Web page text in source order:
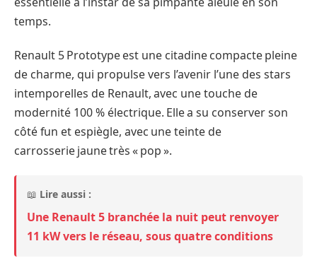
temps.
Renault 5 Prototype est une citadine compacte pleine
de charme, qui propulse vers l’avenir l’une des stars
intemporelles de Renault, avec une touche de
modernité 100 % électrique. Elle a su conserver son
côté fun et espiègle, avec une teinte de
carrosserie jaune très « pop ».
📖 Lire aussi :
Une Renault 5 branchée la nuit peut renvoyer
11 kW vers le réseau, sous quatre conditions